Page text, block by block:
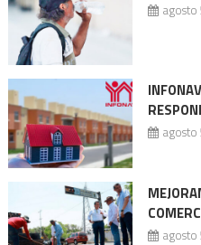
agosto
agosto
agosto